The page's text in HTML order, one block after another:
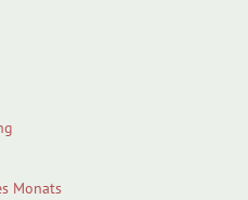
Monats